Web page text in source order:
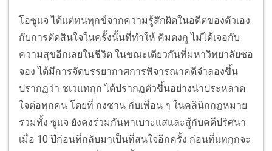
โอซูแจ ได้แต่ทนทุกข์จากความรู้สึกผิดในอดีตของตัวเอง
กับการตัดสินใจในครั้งนั้นที่ทำให้ คิมดงกู ไม่ได้เจอกับ
ความสุขอีกเลยในชีวิต ในขณะเดียวกันที่มหาวิทยาลัยซอ
จอง ได้มีการจัดบรรยากาศการพิจารณาคดีจำลองขึ้น
ปรากฏว่า ชเวแทกุก ได้ปรากฏตัวขึ้นอย่างน่าประหลาด
ใจต่อทุกคน โดยที่ กงชาน กับเพื่อน ๆ ในคลินิกกฎหมาย
รวมทั้ง ซูแจ ยังคงร่วมกันหาเบาะแสและสู้กับคดีปริศนา
เมื่อ 10 ปีก่อนที่กลับมาเป็นที่สนใจอีกครั้ง ก่อนที่แทกุกจะ